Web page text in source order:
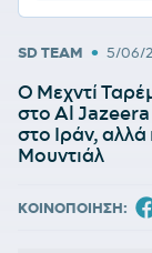
SD TEAM • 5/06/
Ο Μεχντί
στο Al
στο Ιράν, αλλά
Μουντιάλ
ΚΟΙΝΟΠΟΙΗΣΗ: